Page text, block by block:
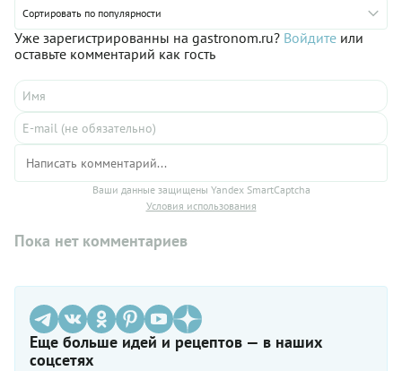
Сортировать по популярности
Уже зарегистрированны на gastronom.ru? Войдите или
оставьте комментарий как гость
Ваши данные защищены Yandex SmartCaptcha
Условия использования
Пока нет комментариев
Еще больше идей и рецептов — в наших
соцсетях